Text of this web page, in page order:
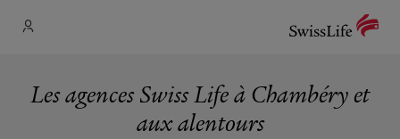
Les agences Swiss Life à Chambéry et
aux alentours